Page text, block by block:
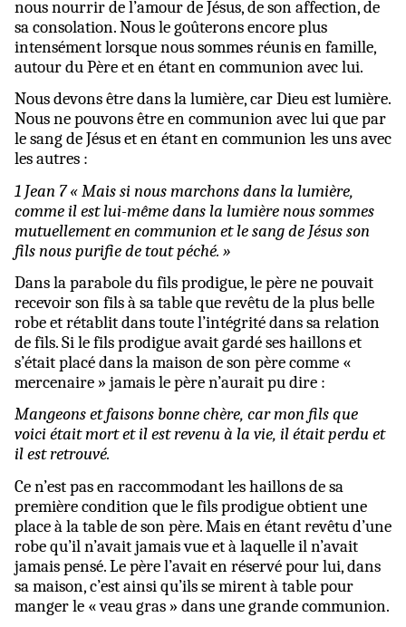
nous nourrir de l’amour de Jésus, de son affection, de
sa consolation. Nous le goûterons encore plus
intensément lorsque nous sommes réunis en famille,
autour du Père et en étant en communion avec lui.
Nous devons être dans la lumière, car Dieu est lumière.
Nous ne pouvons être en communion avec lui que par
le sang de Jésus et en étant en communion les uns avec
les autres :
1 Jean 7 « Mais si nous marchons dans la lumière,
comme il est lui-même dans la lumière nous sommes
mutuellement en communion et le sang de Jésus son
fils nous purifie de tout péché. »
Dans la parabole du fils prodigue, le père ne pouvait
recevoir son fils à sa table que revêtu de la plus belle
robe et rétablit dans toute l’intégrité dans sa relation
de fils. Si le fils prodigue avait gardé ses haillons et
s’était placé dans la maison de son père comme «
mercenaire » jamais le père n’aurait pu dire :
Mangeons et faisons bonne chère, car mon fils que
voici était mort et il est revenu à la vie, il était perdu et
il est retrouvé.
Ce n’est pas en raccommodant les haillons de sa
première condition que le fils prodigue obtient une
place à la table de son père. Mais en étant revêtu d’une
robe qu’il n’avait jamais vue et à laquelle il n’avait
jamais pensé. Le père l’avait en réservé pour lui, dans
sa maison, c’est ainsi qu’ils se mirent à table pour
manger le « veau gras » dans une grande communion.